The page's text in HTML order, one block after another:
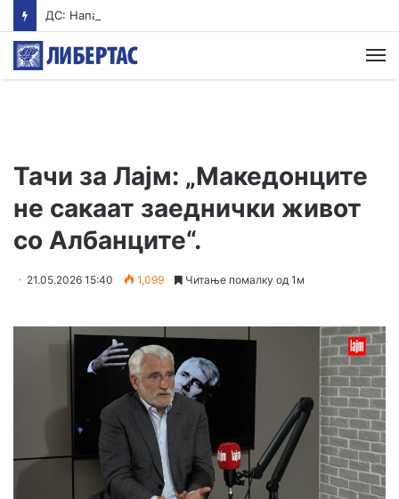
Тачи за Лајм: „Македонците
не сакаат заеднички живот
со Албанците“.
21.05.2026 15:40 1,099 Читање помалку од 1м